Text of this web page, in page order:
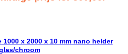
x 2000 x 10 mm nano helder
chroom